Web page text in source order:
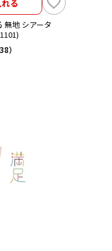
る
無地 シアータ
）